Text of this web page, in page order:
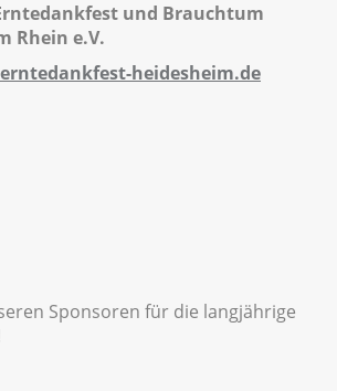
und Brauchtum
Rhein e.V.
heidesheim.de
Sponsoren für die langjährige